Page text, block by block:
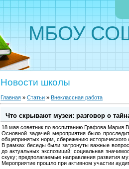
МБОУ СОШ
Новости школы
Главная » Статьи » Внеклассная работа
Что скрывают музеи: разговор о
18 мая советник по воспитанию Графова Мария
Основной задачей мероприятия было
общепринятых норм, сбережению исторического
В рамках беседы были затронуты важные
до актуальных экспозиций; социальная
скуку; предполагаемые направления развития
Мероприятие прошло при активном участии